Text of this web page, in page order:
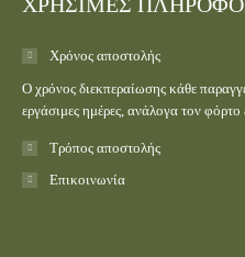
Χρόνος αποστολής
Ο χρόνος διεκπεραίωσης κάθε
εργάσιμες ημέρες, ανάλογα τον φόρτο
Τρόπος αποστολής
Επικοινωνία